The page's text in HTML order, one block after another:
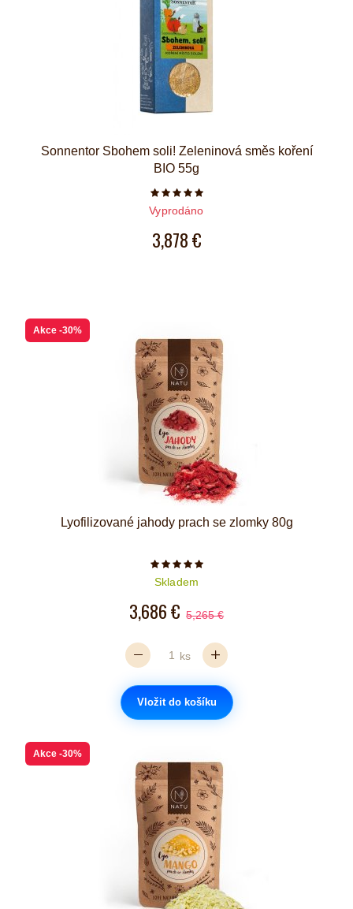
Sonnentor Sbohem soli! Zeleninová směs koření
BIO 55g
Počet hvězdiček je 5 z 5
Vyprodáno
3,878 €
Akce -30%
Lyofilizované jahody prach se zlomky 80g
Počet hvězdiček je 5 z 5
Skladem
3,686 € 5,265 €
ks
Vložit do košíku
Akce -30%